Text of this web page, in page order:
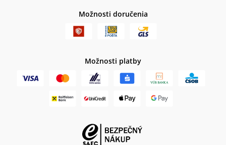
Možnosti doručenia
Možnosti platby